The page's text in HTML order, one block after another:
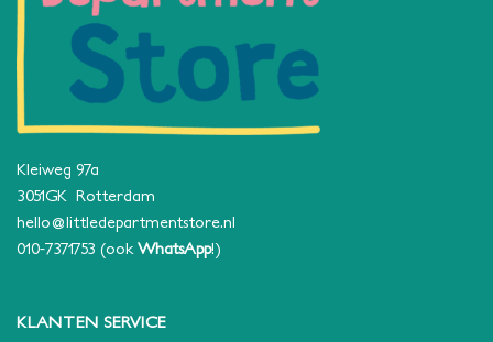
Kleiweg 97a
3051GK Rotterdam
hello@littledepartmentstore.nl
010-7371753 (ookWhatsApp!)
KLANTEN SERVICE